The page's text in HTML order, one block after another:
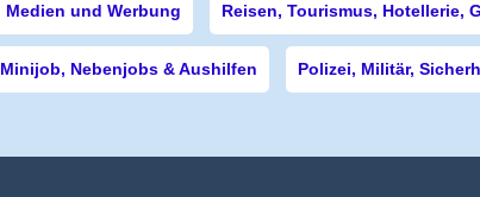
Medien und Werbung Reisen, Tourismus, Hotellerie,
Minijob, Nebenjobs & Aushilfen Polizei, Militär,